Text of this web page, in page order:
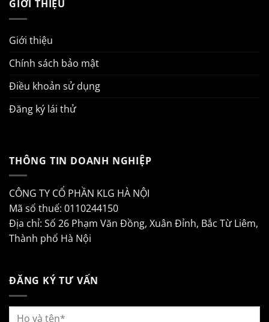
GIỚI THIỆU
Giới thiệu
Chính sách bảo mật
Điều khoản sử dụng
Đăng ký lái thử
THÔNG TIN DOANH NGHIỆP
CÔNG TY CỔ PHẦN KLG HÀ NỘI
Mã số thuế: 0110244150
Địa chỉ: Số 26 Phạm Văn Đồng, Xuân Đỉnh, Bắc Từ Liêm,
Thành phố Hà Nội
ĐĂNG KÝ TƯ VẤN